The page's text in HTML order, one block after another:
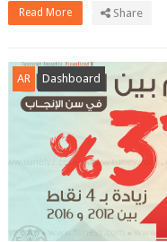
Read More Share
AR Dashboard